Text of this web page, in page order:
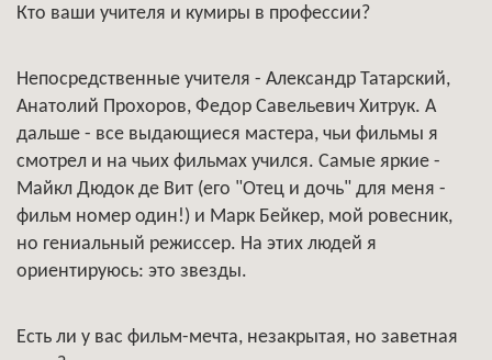
Кто ваши учителя и кумиры в профессии?
Непосредственные учителя - Александр Татарский,
Анатолий Прохоров, Федор Савельевич Хитрук. А
дальше - все выдающиеся мастера, чьи фильмы я
смотрел и на чьих фильмах учился. Самые яркие -
Майкл Дюдок де Вит (его "Отец и дочь" для меня -
фильм номер один!) и Марк Бейкер, мой ровесник,
но гениальный режиссер. На этих людей я
ориентируюсь: это звезды.
Есть ли у вас фильм-мечта, незакрытая, но заветная